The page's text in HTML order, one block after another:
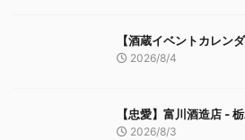
【酒蔵イベントカレン
2026/8/4
【忠愛】富川酒造店 ‐
2026/8/3